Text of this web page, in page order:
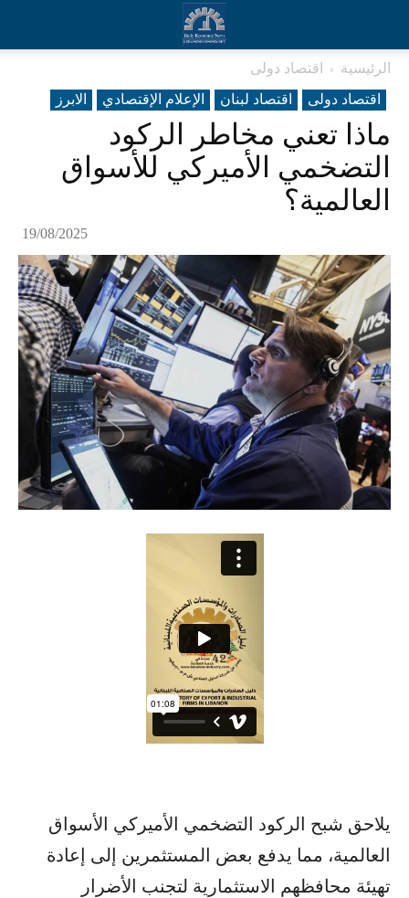
الرئيسية
اقتصاد دولی
اقتصاد دولی
اقتصاد لبنان الإعلام الإقتصادي الابرز
ماذا تعني مخاطر الركود
التضخمي الأميركي للأسواق
العالمية؟
19/08/2025
يلاحق شبح الركود التضخمي الأميركي الأسواق
العالمية، مما يدفع بعض المستثمرين إلى إعادة
تهيئة محافظهم الاستثمارية لتجنب الأضرار